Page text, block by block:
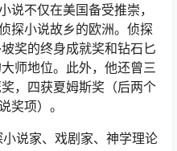
说不仅在美国备受推崇，
探小说故乡的欧洲。侦探
奖的终身成就奖和钻石匕
师地位。此外，他还曾三
，四获夏姆斯奖（后两个
奖项）。
说家、戏剧家、神学理论